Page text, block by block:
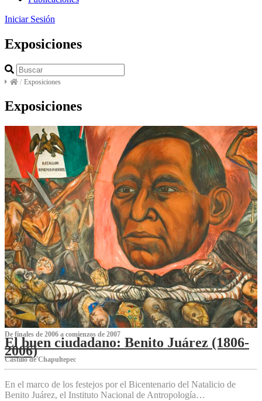
Iniciar Sesión
Exposiciones
/ Exposiciones
Exposiciones
De finales de 2006 a comienzos de 2007
El buen ciudadano: Benito Juárez (1806-
2006)
Castillo de Chapultepec
En el marco de los festejos por el Bicentenario del Natalicio de
Benito Juárez, el Instituto Nacional de Antropología…